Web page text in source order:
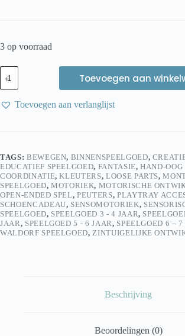
3 op voorraad
Sensoryfun
SensoryPopp
Potje
Klein
groen
voor
Potion
play
aantal
Toevoegen aan
Toevoegen aan verlanglijst
TAGS: BEWEGEN, BINNENSPEELGOED,
EDUCATIEF SPEELGOED, FANTASIE,HAND-OOG
COORDINATIE,KLEUTERS, LOOSE PARTS,
SPEELGOED,MOTORIEK, MOTORISCHE
OPEN-ENDED SPEL,PEUTERS, PLAYTRAY
SCHOENCADEAU, SENSOMOTORIEK,
SPEELGOED, SPEELGOED 3 - 4 JAAR,
JAAR, SPEELGOED 5 - 6 JAAR, SPEELGOED 6 –
WALDORF SPEELGOED,ZINTUIGELIJKE
Beschrijving
Beoordelingen (0)